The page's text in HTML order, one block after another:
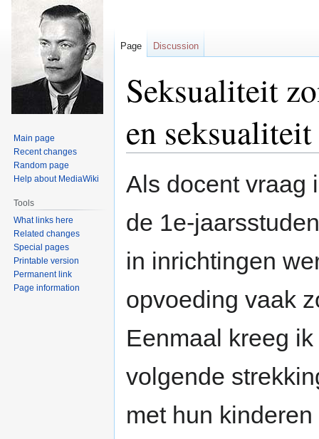
Seksualiteit
en seksualiteit
Jump
to
Jump
to
Als docent vraag
de 1e-
in inrichtingen
opvoeding vaak
Eenmaal kreeg
volgende
met hun
Page Discussion
Main page
Recent changes
Random page
Help about MediaWiki
Tools
What links here
Related changes
Special pages
Printable version
Permanent link
Page information